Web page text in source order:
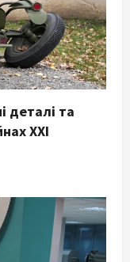
деталі та
XXI